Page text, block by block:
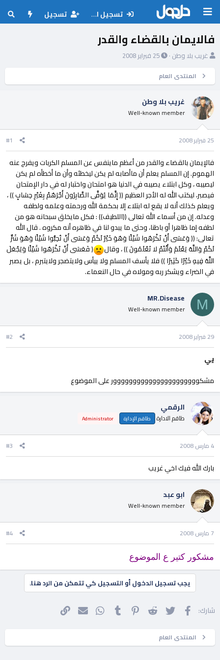
تسجيل الدخول تسجيل
فالايمان بالقضاء والقدر
ب
ئ
ا
ل
م
ض
و
ع
غريب بلا وطن
ت
ر
ي
ا
ل
د
25 فبراير 2008
المنتدى العام
غريب بلا وطن
Well-known member
25 فبراير 2008 #1
فالإيمان بالقضاء والقدر من أعظم ماينفس عن المسلم الكربات ويفرج عنه
الهموم. إن المسلم يعلم أن ماأصابه لم يكن ليخطئه وأن ما أخطأه لم يكن
ليصيبه ، وكل ابتلاء يصيبه في الدنيا هو امتحان واختبار له في دار الإمتحان
فيصبر، ليكتب الله له الأجر العظيم (( إِنَّمَا يُوَفَّى الصَّابِرُونَ أَجْرَهُمْ بِغَيْرِ حِسَابٍ )) ،
ويعلم كذلك أنه لا يقع له ابتلاء إلا بحكمة الله ورحمته وعلمه ولطفه
وعدله. إن من أسماء الله تعالى ((اللطيف)) : فكل مايخلق سبحانه هو من
لطفه إما ظاهرا أو باطنا، وحتى ما يبدو لنا في ظاهره أنه مكروه . قال الله
تعالى: (( وَعَسَى أَنْ تَكْرَهُوا شَيْئًا وَهُوَ خَيْرٌ لَكُمْ وَعَسَى أَنْ تُحِبُّوا شَيْئًا وَهُوَ شَرٌّ
لَكُمْ وَاللَّهُ يَعْلَمُ وَأَنْتُمْ لا تَعْلَمُونَ )) ، وقال
( فَعَسَى أَنْ تَكْرَهُوا شَيْئًا وَيَجْعَلَ
اللَّهُ فِيهِ خَيْرًا كَثِيرًا )) فلا يأسف المسلم ولا ييأس ولايتضجر ولايتبرم ، بل يصبر
في الضراء ويشكر ربه ومولاه في حال النعماء.
M
MR.Disease
Well-known member
29 فبراير 2008 #2
يي
مشكوووووووووووووووووووووور على الموضوع
الرقمي
طاقم الادارة طاقم الإدارة Administrator
4 مارس 2008 #3
بارك الله فيك اخي غريب
ابو عبد
Well-known member
7 مارس 2008 #4
مشكور كتير ع الموضوع
يجب تسجيل الدخول أو التسجيل كي تتمكن من الرد هنا.
شارك: فيسبوك تويتر Reddit
Pinterest
Tumblr
WhatsAppالبريد الإلكتروني
المنتدى العام